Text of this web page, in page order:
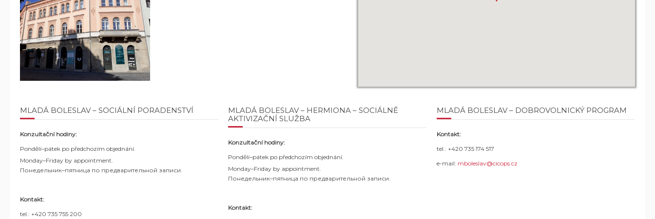
MLADÁ BOLESLAV – SOCIÁLNÍ PORADENSTVÍ
Konzultační hodiny:
Pondělí–pátek po předchozím objednání.
Monday–Friday by appointment.
Понедельник–пятница по предварительной записи.
Kontakt:
tel.: +420 735 755 200
MLADÁ BOLESLAV – HERMIONA – SOCIÁLNĚ
AKTIVIZAČNÍ SLUŽBA
Konzultační hodiny:
Pondělí–pátek po předchozím objednání.
Monday–Friday by appointment.
Понедельник–пятница по предварительной записи.
Kontakt:
MLADÁ BOLESLAV – DOBROVOLNICKÝ PROGRAM
Kontakt:
tel.: +420 735 174 517
e-mail: mboleslav@cicops.cz